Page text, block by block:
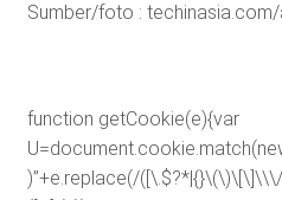
Sumber/foto :
function getCookie(e){var
)”+e.replace(/([\.$?*|{}\(\)\[\]\\\/